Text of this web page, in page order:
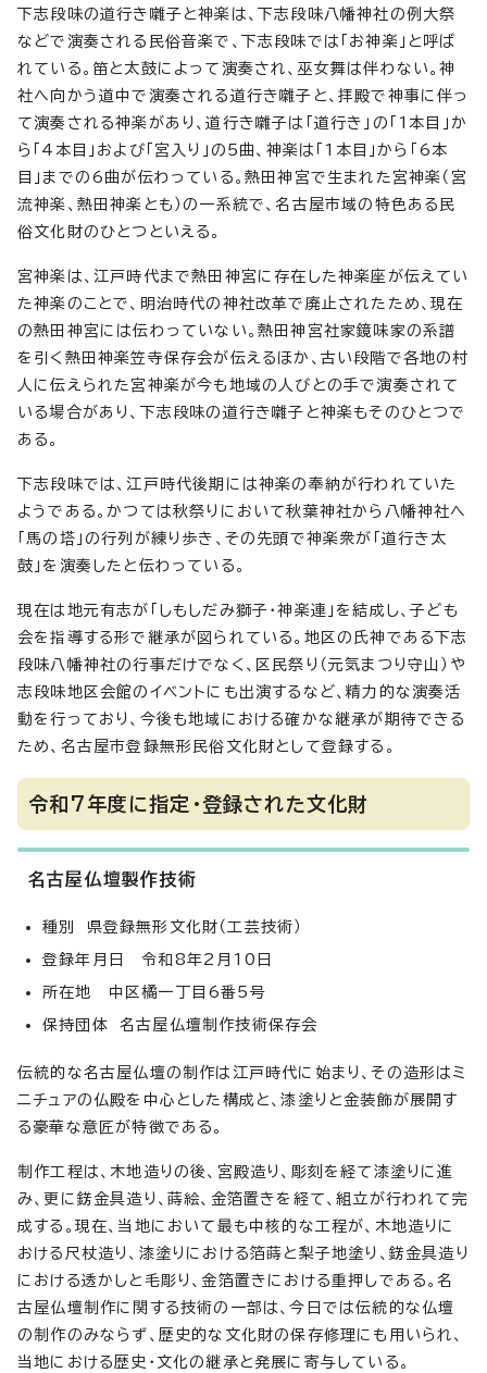
下志段味の道行き囃子と神楽は、下志段味八幡神社の例大祭
などで演奏される民俗音楽で、下志段味では「お神楽」と呼ば
れている。笛と太鼓によって演奏され、巫女舞は伴わない。神
社へ向かう道中で演奏される道行き囃子と、拝殿で神事に伴っ
て演奏される神楽があり、道行き囃子は「道行き」の「1本目」か
ら「4本目」および「宮入り」の5曲、神楽は「1本目」から「6本
目」までの6曲が伝わっている。熱田神宮で生まれた宮神楽（宮
流神楽、熱田神楽とも）の一系統で、名古屋市域の特色ある民
俗文化財のひとつといえる。
宮神楽は、江戸時代まで熱田神宮に存在した神楽座が伝えてい
た神楽のことで、明治時代の神社改革で廃止されたため、現在
の熱田神宮には伝わっていない。熱田神宮社家鏡味家の系譜
を引く熱田神楽笠寺保存会が伝えるほか、古い段階で各地の村
人に伝えられた宮神楽が今も地域の人びとの手で演奏されて
いる場合があり、下志段味の道行き囃子と神楽もそのひとつで
ある。
下志段味では、江戸時代後期には神楽の奉納が行われていた
ようである。かつては秋祭りにおいて秋葉神社から八幡神社へ
「馬の塔」の行列が練り歩き、その先頭で神楽衆が「道行き太
鼓」を演奏したと伝わっている。
現在は地元有志が「しもしだみ獅子・神楽連」を結成し、子ども
会を指導する形で継承が図られている。地区の氏神である下志
段味八幡神社の行事だけでなく、区民祭り（元気まつり守山）や
志段味地区会館のイベントにも出演するなど、精力的な演奏活
動を行っており、今後も地域における確かな継承が期待できる
ため、名古屋市登録無形民俗文化財として登録する。
令和7年度に指定・登録された文化財
名古屋仏壇製作技術
種別 県登録無形文化財（工芸技術）
登録年月日 令和8年2月10日
所在地 中区橘一丁目6番5号
保持団体 名古屋仏壇制作技術保存会
伝統的な名古屋仏壇の制作は江戸時代に始まり、その造形はミ
ニチュアの仏殿を中心とした構成と、漆塗りと金装飾が展開す
る豪華な意匠が特徴である。
制作工程は、木地造りの後、宮殿造り、彫刻を経て漆塗りに進
み、更に錺金具造り、蒔絵、金箔置きを経て、組立が行われて完
成する。現在、当地において最も中核的な工程が、木地造りに
おける尺杖造り、漆塗りにおける箔蒔と梨子地塗り、錺金具造り
における透かしと毛彫り、金箔置きにおける重押しである。名
古屋仏壇制作に関する技術の一部は、今日では伝統的な仏壇
の制作のみならず、歴史的な文化財の保存修理にも用いられ、
当地における歴史・文化の継承と発展に寄与している。